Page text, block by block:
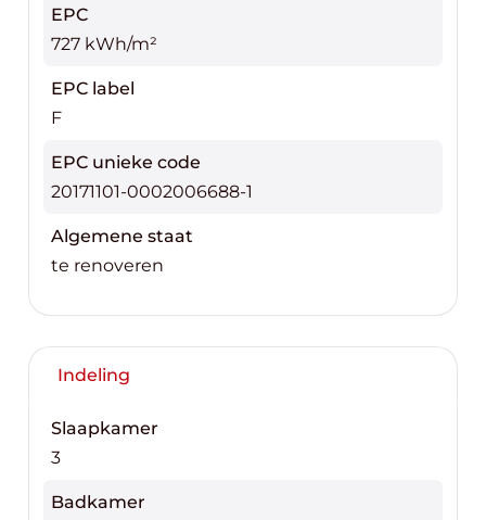
EPC
727 kWh/m²
EPC label
F
EPC unieke code
20171101-0002006688-1
Algemene staat
te renoveren
Indeling
Slaapkamer
3
Badkamer